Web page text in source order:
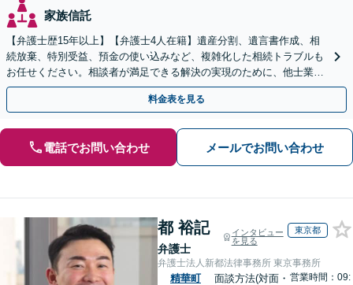
家族信託
【弁護士歴15年以上】【弁護士4人在籍】遺産分割、遺言書作成、相
続放棄、特別受益、預金の使い込みなど、複雑化した相続トラブルも
お任せください。相談者が満足できる解決の実現のために、他士業と
連携し最善を尽くします【完全個室】
料金表を見る
電話でお問い合わせ メールでお問い合わせ
都 裕記
弁護士
インタビュー
を見る
東京都
弁護士法人新都法律事務所 東京事務所
精華町
面談方法(対面・ 営業時間：09: